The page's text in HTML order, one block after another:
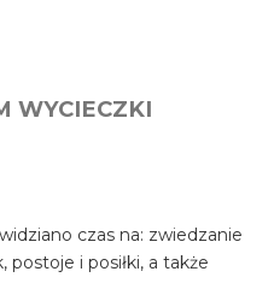
WYCIECZKI
czas na: zwiedzanie
i posiłki, a także